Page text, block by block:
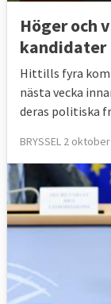
Höger och
kandidater
Hittills fyra
nästa vecka
deras politiska
BRYSSEL 2